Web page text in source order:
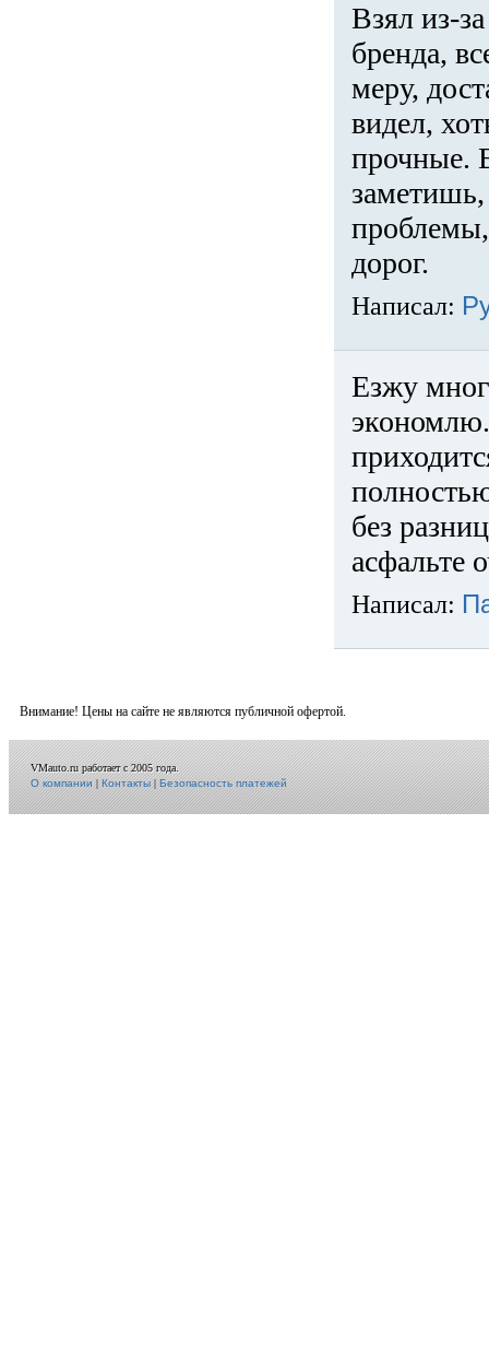
Взял из-
бренда,
меру,
видел,
прочные.
проблемы,
дорог.
Написал:
Езжу
без
асфальте
Написал:
Внимание! Цены на сайте не являются публичной офертой.
VMauto.ru работает с 2005 года.
О компании|Контакты|Безопасность платежей